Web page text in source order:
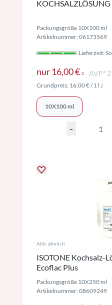
Packungsgröße 10X100 ml
Artikelnummer: 06173569
Lieferzeit:
nur 16,00 € 2Preise
AVP²
Grundpreis: 16,00 €/ 1 l 2
10X100 ml
-
Abb. ähnlich
ISOTONE Kochsalz-
Ecoflac Plus
Packungsgröße 10X250 ml
Artikelnummer: 08609249